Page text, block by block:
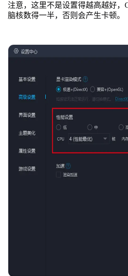
注意，这里不是设置得越高越好，
脑核数得一半，否则会产生卡顿。